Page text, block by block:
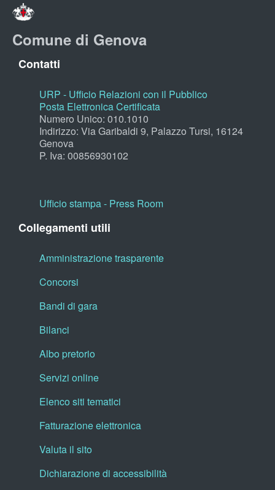
Comune di Genova
Contatti
URP - Ufficio Relazioni con il Pubblico
Posta Elettronica Certificata
Numero Unico: 010.1010
Indirizzo: Via Garibaldi 9, Palazzo Tursi, 16124
Genova
P. Iva: 00856930102
Ufficio stampa - Press Room
Collegamenti utili
Amministrazione trasparente
Concorsi
Bandi di gara
Bilanci
Albo pretorio
Servizi online
Elenco siti tematici
Fatturazione elettronica
Valuta il sito
Dichiarazione di accessibilità